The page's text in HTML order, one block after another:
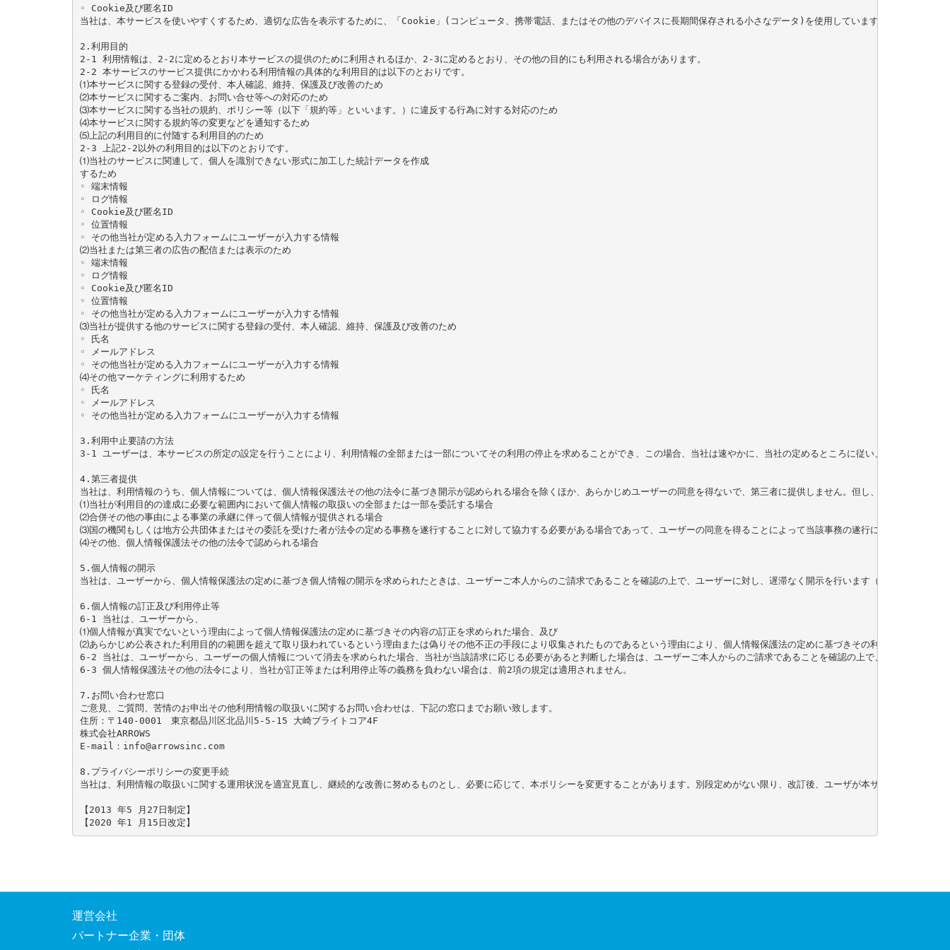
◦ Cookie及び匿名ID
当社は、本サービスを使いやすくするため、適切な広告を表示するために、「Cookie」(コンピュータ、携帯電話、またはその他のデバイスに長期間保存される小さなデータ)を使用しています。これによ
2.利用目的
2-1 利用情報は、2-2に定めるとおり本サービスの提供のために利用されるほか、2-3に定めるとおり、その他の目的にも利用される場合があります。
2-2 本サービスのサービス提供にかかわる利用情報の具体的な利用目的は以下のとおりです。
⑴本サービスに関する登録の受付、本人確認、維持、保護及び改善のため
⑵本サービスに関するご案内、お問い合せ等への対応のため
⑶本サービスに関する当社の規約、ポリシー等（以下「規約等」といいます。）に違反する行為に対する対応のため
⑷本サービスに関する規約等の変更などを通知するため
⑸上記の利用目的に付随する利用目的のため
2-3 上記2-2以外の利用目的は以下のとおりです。
⑴当社のサービスに関連して、個人を識別できない形式に加工した統計データを作成
するため
◦ 端末情報
◦ ログ情報
◦ Cookie及び匿名ID
◦ 位置情報
◦ その他当社が定める入力フォームにユーザーが入力する情報
⑵当社または第三者の広告の配信または表示のため
◦ 端末情報
◦ ログ情報
◦ Cookie及び匿名ID
◦ 位置情報
◦ その他当社が定める入力フォームにユーザーが入力する情報
⑶当社が提供する他のサービスに関する登録の受付、本人確認、維持、保護及び改善のため
◦ 氏名
◦ メールアドレス
◦ その他当社が定める入力フォームにユーザーが入力する情報
⑷その他マーケティングに利用するため
◦ 氏名
◦ メールアドレス
◦ その他当社が定める入力フォームにユーザーが入力する情報
3.利用中止要請の方法
3-1 ユーザーは、本サービスの所定の設定を行うことにより、利用情報の全部または一部についてその利用の停止を求めることができ、この場合、当社は速やかに、当社の定めるところに従い、その利用を
4.第三者提供
当社は、利用情報のうち、個人情報については、個人情報保護法その他の法令に基づき開示が認められる場合を除くほか、あらかじめユーザーの同意を得ないで、第三者に提供しません。但し、次に掲げる場合
⑴当社が利用目的の達成に必要な範囲内において個人情報の取扱いの全部または一部を委託する場合
⑵合併その他の事由による事業の承継に伴って個人情報が提供される場合
⑶国の機関もしくは地方公共団体またはその委託を受けた者が法令の定める事務を遂行することに対して協力する必要がある場合であって、ユーザーの同意を得ることによって当該事務の遂行に支障を及ぼすお
⑷その他、個人情報保護法その他の法令で認められる場合
5.個人情報の開示
当社は、ユーザーから、個人情報保護法の定めに基づき個人情報の開示を求められたときは、ユーザーご本人からのご請求であることを確認の上で、ユーザーに対し、遅滞なく開示を行います（当該個人
6.個人情報の訂正及び利用停止等
6-1 当社は、ユーザーから、
⑴個人情報が真実でないという理由によって個人情報保護法の定めに基づきその内容の訂正を求められた場合、及び
⑵あらかじめ公表された利用目的の範囲を超えて取り扱われているという理由または偽りその他不正の手段により収集されたものであるという理由により、個人情報保護法の定めに基づきその利用の停止を
6-2 当社は、ユーザーから、ユーザーの個人情報について消去を求められた場合、当社が当該請求に応じる必要があると判断した場合は、ユーザーご本人からのご請求であることを確認の上で、個人情報の消
6-3 個人情報保護法その他の法令により、当社が訂正等または利用停止等の義務を負わない場合は、前2項の規定は適用されません。
7.お問い合わせ窓口
ご意見、ご質問、苦情のお申出その他利用情報の取扱いに関するお問い合わせは、下記の窓口までお願い致します。
住所：〒140-0001　東京都品川区北品川5-5-15 大崎ブライトコア4F
株式会社ARROWS
E-mail：info@arrowsinc.com
8.プライバシーポリシーの変更手続
当社は、利用情報の取扱いに関する運用状況を適宜見直し、継続的な改善に努めるものとし、必要に応じて、本ポリシーを変更することがあります。別段定めがない限り、改訂後、ユーザが本サービスの利
【2013 年5 月27日制定】
運営会社
パートナー企業・団体